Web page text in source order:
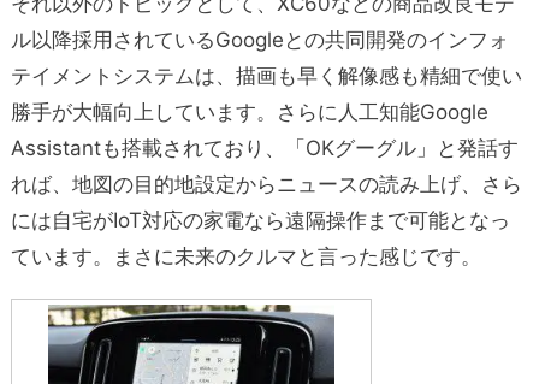
ル以降採用されているGoogleとの共同開発のインフォ
テイメントシステムは、描画も早く解像感も精細で使い
勝手が大幅向上しています。さらに人工知能Google
Assistantも搭載されており、「OKグーグル」と発話す
れば、地図の目的地設定からニュースの読み上げ、さら
には自宅がIoT対応の家電なら遠隔操作まで可能となっ
ています。まさに未来のクルマと言った感じです。